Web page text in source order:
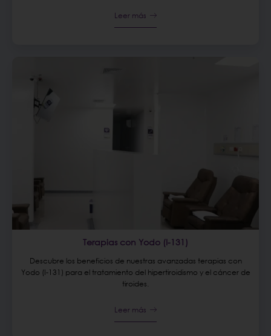
Leer más
Terapias con Yodo (I-131)
Descubre los beneficios de nuestras avanzadas terapias con
Yodo (I-131) para el tratamiento del hipertiroidismo y el cáncer de
tiroides.
Leer más